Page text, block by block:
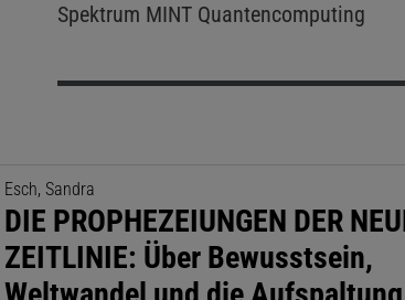
Spektrum MINTQuantencomputing
Esch, Sandra
DIE PROPHEZEIUNGEN DER
ZEITLINIE: Über Bewusstsein,